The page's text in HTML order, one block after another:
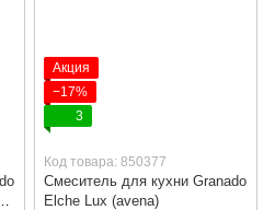
Акция
−17%
3
Код товара: 850377
Смеситель для кухни Granado
Elche Lux (avena)